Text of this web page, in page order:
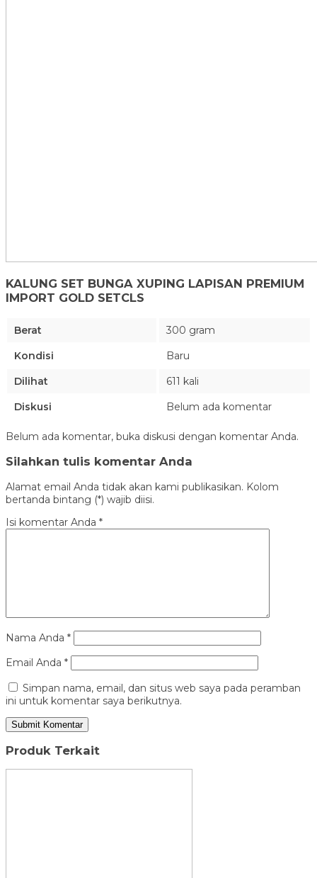
KALUNG SET BUNGA XUPING LAPISAN PREMIUM
IMPORT GOLD SETCLS
Berat
300 gram
Kondisi
Baru
Dilihat
611 kali
Diskusi
Belum ada komentar
Belum ada komentar, buka diskusi dengan komentar Anda.
Silahkan tulis komentar Anda
Alamat email Anda tidak akan kami publikasikan. Kolom
bertanda bintang (*) wajib diisi.
Isi komentar Anda *
Nama Anda *
Email Anda *
Simpan nama, email, dan situs web saya pada peramban
ini untuk komentar saya berikutnya.
Produk Terkait